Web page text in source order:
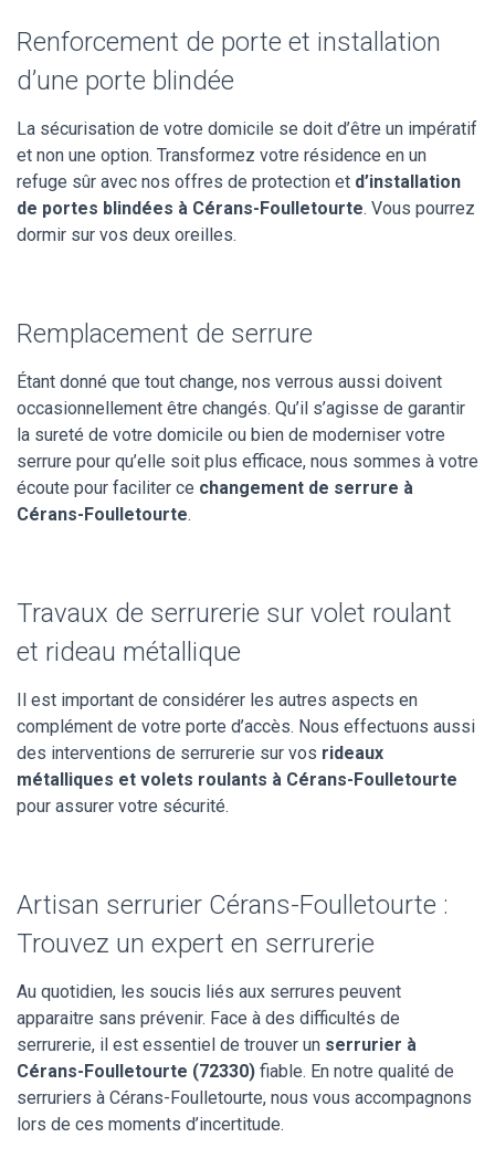
Renforcement de porte et installation
d’une porte blindée
La sécurisation de votre domicile se doit d’être un impératif
et non une option. Transformez votre résidence en un
refuge sûr avec nos offres de protection et d’installation
de portes blindées à Cérans-Foulletourte. Vous pourrez
dormir sur vos deux oreilles.
Remplacement de serrure
Étant donné que tout change, nos verrous aussi doivent
occasionnellement être changés. Qu’il s’agisse de garantir
la sureté de votre domicile ou bien de moderniser votre
serrure pour qu’elle soit plus efficace, nous sommes à votre
écoute pour faciliter ce changement de serrure à
Cérans-Foulletourte.
Travaux de serrurerie sur volet roulant
et rideau métallique
Il est important de considérer les autres aspects en
complément de votre porte d’accès. Nous effectuons aussi
des interventions de serrurerie sur vos rideaux
métalliques et volets roulants à Cérans-Foulletourte
pour assurer votre sécurité.
Artisan serrurier Cérans-Foulletourte :
Trouvez un expert en serrurerie
Au quotidien, les soucis liés aux serrures peuvent
apparaitre sans prévenir. Face à des difficultés de
serrurerie, il est essentiel de trouver un serrurier à
Cérans-Foulletourte (72330) fiable. En notre qualité de
serruriers à Cérans-Foulletourte, nous vous accompagnons
lors de ces moments d’incertitude.